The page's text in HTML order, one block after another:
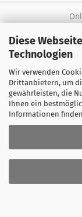
Diese
Technologien
Wir verwenden
Drittanbietern, um
gewährleisten, die
Ihnen ein
Informationen